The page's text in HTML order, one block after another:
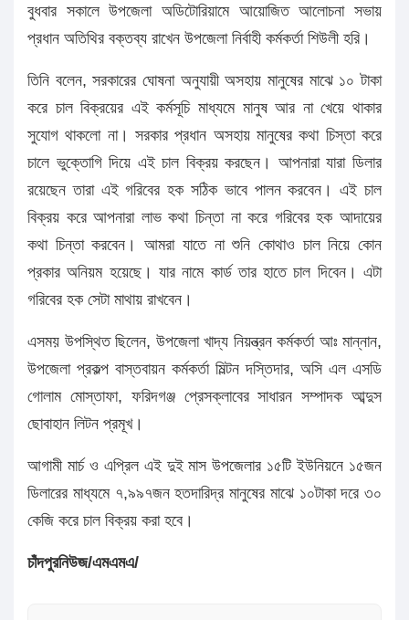
বুধবার সকালে উপজেলা অডিটোরিয়ামে আয়োজিত আলোচনা সভায়
প্রধান অতিথির বক্তব্য রাখেন উপজেলা নির্বাহী কর্মকর্তা শিউলী হরি।
তিনি বলেন, সরকারের ঘোষনা অনুযায়ী অসহায় মানুষের মাঝে ১০ টাকা
করে চাল বিক্রয়ের এই কর্মসূচি মাধ্যমে মানুষ আর না খেয়ে থাকার
সুযোগ থাকলো না। সরকার প্রধান অসহায় মানুষের কথা চিস্তা করে
চালে ভুক্তোগি দিয়ে এই চাল বিক্রয় করছেন। আপনারা যারা ডিলার
রয়েছেন তারা এই গরিবের হক সঠিক ভাবে পালন করবেন। এই চাল
বিক্রয় করে আপনারা লাভ কথা চিন্তা না করে গরিবের হক আদায়ের
কথা চিন্তা করবেন। আমরা যাতে না শুনি কোথাও চাল নিয়ে কোন
প্রকার অনিয়ম হয়েছে। যার নামে কার্ড তার হাতে চাল দিবেন। এটা
গরিবের হক সেটা মাথায় রাখবেন।
এসময় উপস্থিত ছিলেন, উপজেলা খাদ্য নিয়ন্ত্রন কর্মকর্তা আঃ মান্নান,
উপজেলা প্রকল্প বাস্তবায়ন কর্মকর্তা মিল্টন দস্তিদার, অসি এল এসডি
গোলাম মোস্তাফা, ফরিদগঞ্জ প্রেসক্লাবের সাধারন সম্পাদক আব্দুস
ছোবাহান লিটন প্রমূখ।
আগামী মার্চ ও এপ্রিল এই দুই মাস উপজেলার ১৫টি ইউনিয়নে ১৫জন
ডিলারের মাধ্যমে ৭,৯৯৭জন হতদারিদ্র মানুষের মাঝে ১০টাকা দরে ৩০
কেজি করে চাল বিক্রয় করা হবে।
চাঁদপুরনিউজ/এমএমএ/